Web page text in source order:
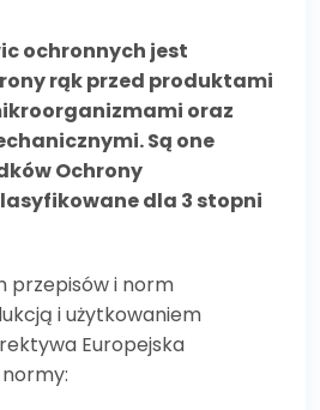
ochronnych jest
rąk przed produktami
oraz
Są one
Ochrony
dla 3 stopni
przepisów i norm
i użytkowaniem
Europejska